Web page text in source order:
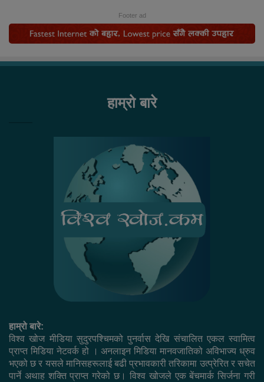
Footer ad
हाम्रो बारे
हाम्रो बारे:
विश्व खोज मीडिया सुदुरपश्चिमको पुनर्वास देखि संचालित एकल स्वामित्व
प्राप्त मिडिया नेटवर्क हो । अनलाइन मिडिया मानवजातिको अविभाज्य ध्रुव
भएको छ र यसले मानिसहरूलाई बढी प्रभावकारी तरिकामा उत्प्रेरित र सचेत
पार्ने अथाह शक्ति प्राप्त गरेको छ। विश्व खोजले एक बेंचमार्क सिर्जना गरी